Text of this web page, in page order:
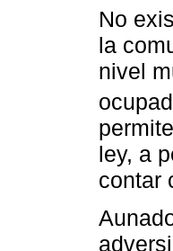
No
la
nivel
ley, a
contar